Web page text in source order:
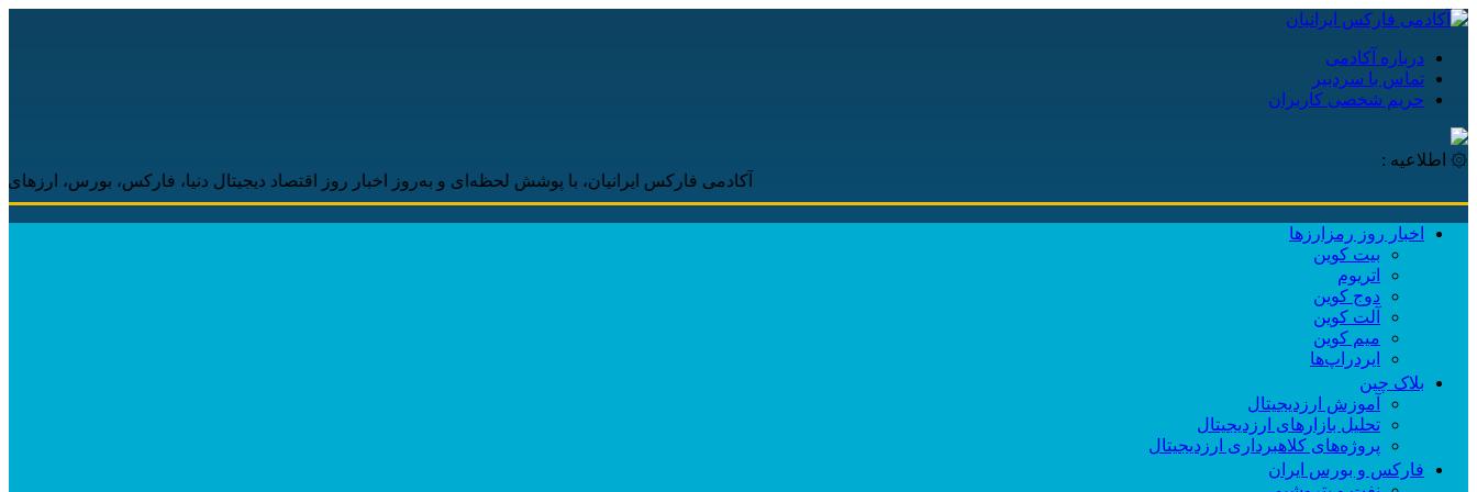
درباره آکادمی
تماس با سردبیر
حریم شخصی کاربران
۞ اطلاعیه :
آکادمی فارکس ایرانیان، با پوشش لحظه‌ای و به‌روز اخبار روز اقتصاد دیجیتال دنیا، فارکس، بورس، ارزهای دیجیتال
اخبار روز رمزارزها
بیت کوین
اتریوم
دوج کوین
آلت کوین
میم کوین‌
ایردراپ‌ها
بلاک چین
آموزش ارزدیجیتال
تحلیل بازارهای ارزدیجیتال
پروژه‌های کلاهبرداری ارزدیجیتال
فارکس و بورس ایران